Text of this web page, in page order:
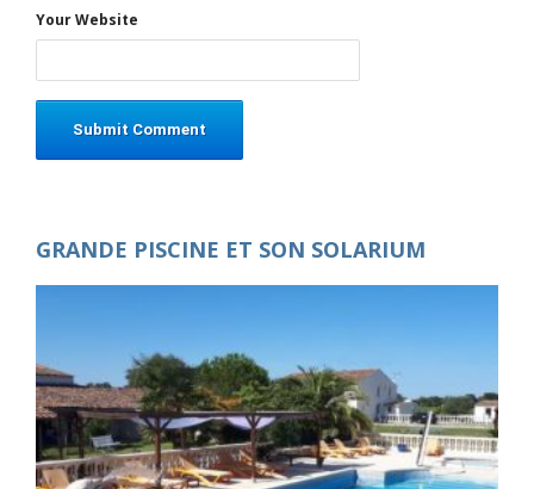
Your Website
GRANDE PISCINE ET SON SOLARIUM